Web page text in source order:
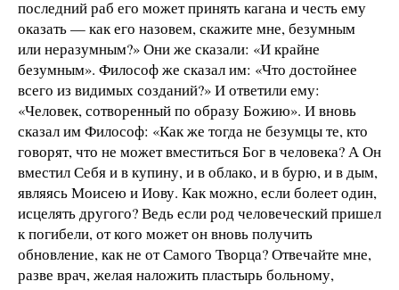
последний раб его может принять кагана и честь ему
оказать — как его назовем, скажите мне, безумным
или неразумным?» Они же сказали: «И крайне
безумным». Философ же сказал им: «Что достойнее
всего из видимых созданий?» И ответили ему:
«Человек, сотворенный по образу Божию». И вновь
сказал им Философ: «Как же тогда не безумцы те, кто
говорят, что не может вместиться Бог в человека? А Он
вместил Себя и в купину, и в облако, и в бурю, и в дым,
являясь Моисею и Иову. Как можно, если болеет один,
исцелять другого? Ведь если род человеческий пришел
к погибели, от кого может он вновь получить
обновление, как не от Самого Творца? Отвечайте мне,
разве врач, желая наложить пластырь больному,